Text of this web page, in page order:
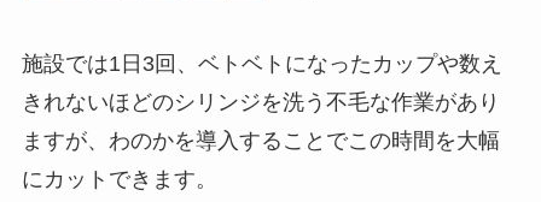
施設では1日3回、ベトベトになったカップや数え
きれないほどのシリンジを洗う不毛な作業があり
ますが、わのかを導入することでこの時間を大幅
にカットできます。